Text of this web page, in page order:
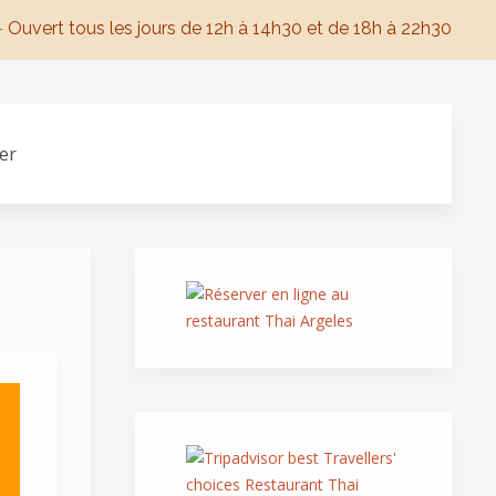
Ouvert tous les jours de 12h à 14h30 et de 18h à 22h30